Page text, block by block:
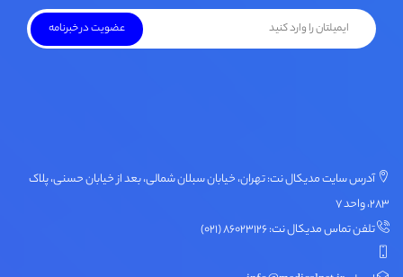
آدرس سایت مدیکال نت: تهران، خیابان سبلان شمالی، بعد از خیابان حسنی، پلاک
۲۸۳، واحد ۷
تلفن تماس مدیکال نت: ۸۶۰۲۳۱۲۶ (۰۲۱)